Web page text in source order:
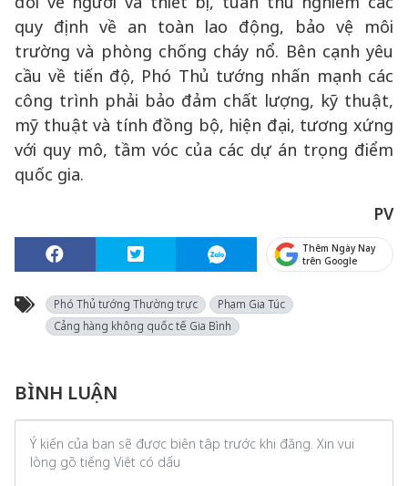
quy định về an toàn lao động, bảo vệ môi
trường và phòng chống cháy nổ. Bên cạnh yêu
cầu về tiến độ, Phó Thủ tướng nhấn mạnh các
công trình phải bảo đảm chất lượng, kỹ thuật,
mỹ thuật và tính đồng bộ, hiện đại, tương xứng
với quy mô, tầm vóc của các dự án trọng điểm
quốc gia.
PV
Thêm Ngày Nay
trên Google
Phó Thủ tướng Thường trực
Phạm Gia Túc
Cảng hàng không quốc tế Gia Bình
BÌNH LUẬN